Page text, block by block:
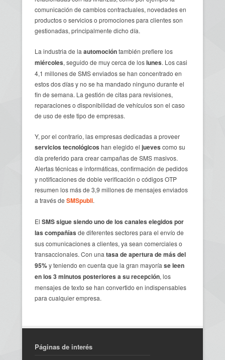
comunicación de cambios contractuales, novedades en
productos o servicios o promociones para clientes son
gestionadas, principalmente dicho día.
La industria de la automocióntambién prefiere los
miércoles, seguido de muy cerca de loslunes. Los casi
4,1 millones de SMS enviados se han concentrado en
estos dos días y no se ha mandado ninguno durante el
fin de semana. La gestión de citas para revisiones,
reparaciones o disponibilidad de vehículos son el caso
de uso de este tipo de empresas.
Y, por el contrario, las empresas dedicadas a proveer
servicios tecnológicos han elegido el jueves como su
día preferido para crear campañas de SMS masivos.
Alertas técnicas e informáticas, confirmación de pedidos
y notificaciones de doble verificación o códigos OTP
resumen los más de 3,9 millones de mensajes enviados
a través de SMSpubli.
El SMS sigue siendo uno de los canales elegidos por
las compañías de diferentes sectores para el envío de
sus comunicaciones a clientes, ya sean comerciales o
transaccionales. Con una tasa de apertura de más del
95%y teniendo en cuenta que la gran mayoría se leen
en los 3 minutos posteriores a su recepción, los
mensajes de texto se han convertido en indispensables
para cualquier empresa.
Páginas de interés